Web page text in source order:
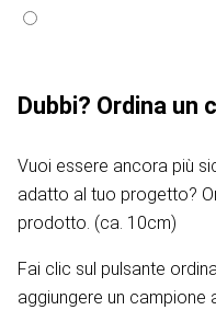
Dubbi? Ordina un
Vuoi essere ancora più
adatto al tuo progetto?
prodotto. (ca. 10cm)
Fai clic sul pulsante
aggiungere un campione